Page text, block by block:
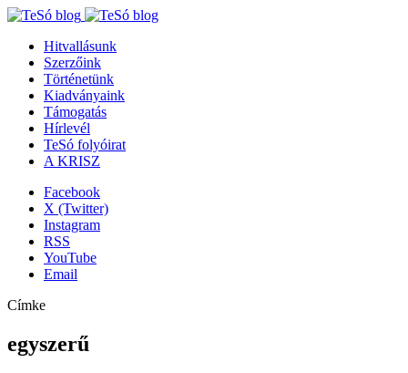
Hitvallásunk
Szerzőink
Történetünk
Kiadványaink
Támogatás
Hírlevél
TeSó folyóirat
A KRISZ
Facebook
X (Twitter)
Instagram
RSS
YouTube
Email
Címke
egyszerű